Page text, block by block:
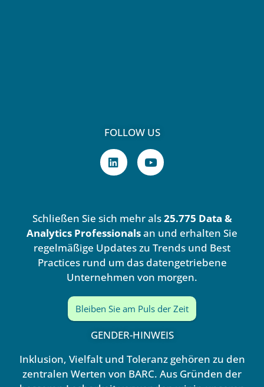
FOLLOW US
L
i
n
i
n
Y
o
u
e
Schließen Sie sich mehr als25.775 Data &
Analytics Professionalsan und erhalten Sie
regelmäßige Updates zu Trends und Best
Practices rund um das datengetriebene
Unternehmen von morgen.
Bleiben Sie am Puls der Zeit
GENDER-HINWEIS
Inklusion, Vielfalt und Toleranz gehören zu den
zentralen Werten von BARC. Aus Gründen der